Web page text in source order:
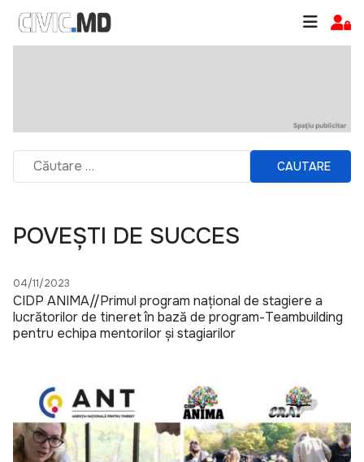
CAUTARE
POVEȘTI DE SUCCES
04/11/2023
CIDP ANIMA//Primul program național de stagiere a
lucrătorilor de tineret în bază de program-Teambuilding
pentru echipa mentorilor și stagiarilor